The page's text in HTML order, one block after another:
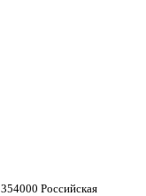
Российская